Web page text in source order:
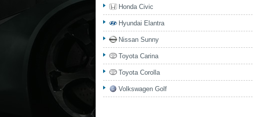
Honda Civic
Hyundai Elantra
Nissan Sunny
Toyota Carina
Toyota Corolla
Volkswagen Golf